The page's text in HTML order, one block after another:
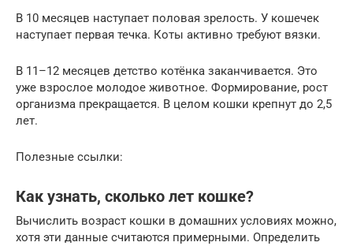
В 10 месяцев наступает половая зрелость. У кошечек
наступает первая течка. Коты активно требуют вязки.
В 11–12 месяцев детство котёнка заканчивается. Это
уже взрослое молодое животное. Формирование, рост
организма прекращается. В целом кошки крепнут до 2,5
лет.
Полезные ссылки:
Как узнать, сколько лет кошке?
Вычислить возраст кошки в домашних условиях можно,
хотя эти данные считаются примерными. Определить